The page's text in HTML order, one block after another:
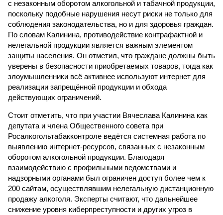
с незаконным оборотом алкогольной и табачной продукции,
поскольку подобные нарушения несут риски не только для
соблюдения законодательства, но и для здоровья граждан.
По словам Калинина, противодействие контрафактной и
нелегальной продукции является важным элементом
защиты населения. Он отметил, что граждане должны быть
уверены в безопасности приобретаемых товаров, тогда как
злоумышленники всё активнее используют интернет для
реализации запрещённой продукции и обхода
действующих ограничений.
Стоит отметить, что при участии Вячеслава Калинина как
депутата и члена Общественного совета при
Росалкогольтабакконтроле ведётся системная работа по
выявлению интернет-ресурсов, связанных с незаконным
оборотом алкогольной продукции. Благодаря
взаимодействию с профильными ведомствами и
надзорными органами был ограничен доступ более чем к
200 сайтам, осуществлявшим нелегальную дистанционную
продажу алкоголя. Эксперты считают, что дальнейшее
снижение уровня киберпреступности и других угроз в